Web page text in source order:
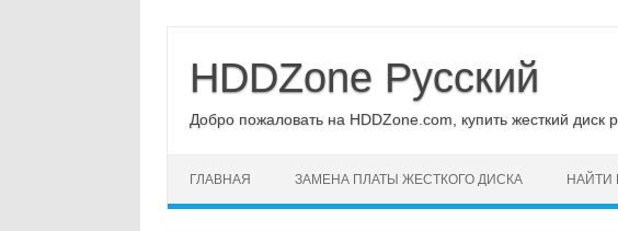
содержимому
HDDZone Русский
Добро пожаловать на HDDZone.com, купить жесткий диск
ГЛАВНАЯ ЗАМЕНА ПЛАТЫ ЖЕСТКОГО ДИСКА НАЙТИ